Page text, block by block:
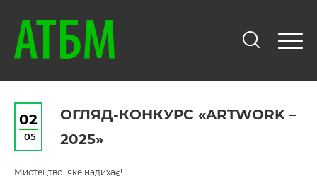
02
05
ОГЛЯД-КОНКУРС «ARTWORK –
2025»
Мистецтво, яке надихає!